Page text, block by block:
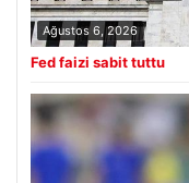
Ağustos 6, 2026
Fed faizi sabit tuttu